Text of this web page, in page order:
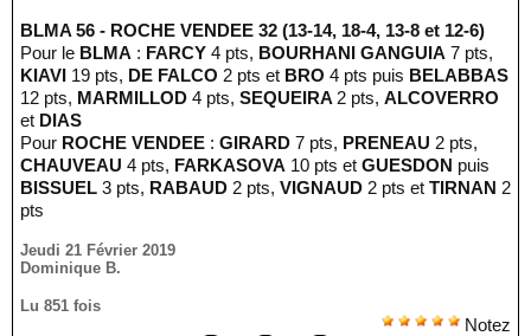
BLMA 56 - ROCHE VENDEE 32 (13-14, 18-4, 13-8 et 12-6)
Pour le BLMA : FARCY 4 pts, BOURHANI GANGUIA 7 pts,
KIAVI 19 pts, DE FALCO 2 pts et BRO 4 pts puis BELABBAS
12 pts, MARMILLOD 4 pts, SEQUEIRA 2 pts, ALCOVERRO
et DIAS
Pour ROCHE VENDEE : GIRARD 7 pts, PRENEAU 2 pts,
CHAUVEAU 4 pts, FARKASOVA 10 pts et GUESDON puis
BISSUEL 3 pts, RABAUD 2 pts, VIGNAUD 2 pts et TIRNAN 2
pts
Jeudi 21 Février 2019
Dominique B.
Lu 851 fois
Notez